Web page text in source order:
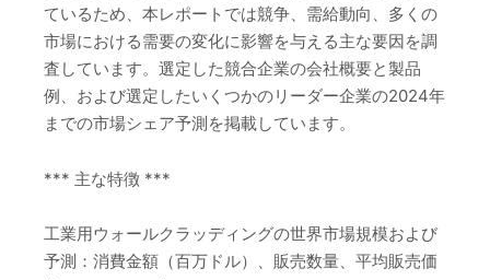
ているため、本レポートでは競争、需給動向、多くの
市場における需要の変化に影響を与える主な要因を調
査しています。選定した競合企業の会社概要と製品
例、および選定したいくつかのリーダー企業の2024年
までの市場シェア予測を掲載しています。
*** 主な特徴 ***
工業用ウォールクラッディングの世界市場規模および
予測：消費金額（百万ドル）、販売数量、平均販売価